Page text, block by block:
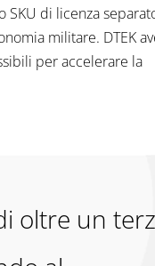
di licenza
militare. DTEK
per accelerare la
oltre un